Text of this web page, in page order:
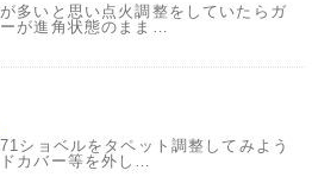
多いと思い点火調整をしていたらガ
が進角状態のまま…
ショベルをタペット調整してみよう
カバー等を外し…